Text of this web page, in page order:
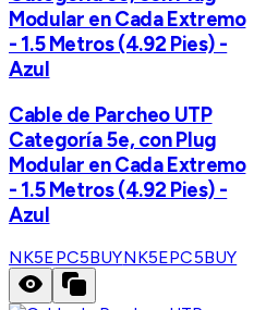
Modular en Cada Extremo
- 1.5 Metros (4.92 Pies) -
Azul
Cable de Parcheo UTP
Categoría 5e, con Plug
Modular en Cada Extremo
- 1.5 Metros (4.92 Pies) -
Azul
NK5EPC5BUYNK5EPC5BUY